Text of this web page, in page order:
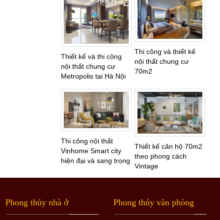
Thiết kế và thi công
nội thất chung cư
Metropolis tại Hà Nội
Thi công và thiết kế
nội thất chung cư
70m2
Thi công nội thất
Vinhome Smart city
hiện đại và sang trọng
Thiết kế căn hộ 70m2
theo phong cách
Vintage
Phong thủy nhà ở Phong thủy văn phòng